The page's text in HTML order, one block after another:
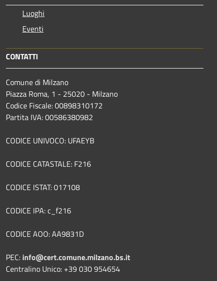
Luoghi
Eventi
CONTATTI
Comune di Milzano
Piazza Roma, 1 - 25020 - Milzano
Codice Fiscale: 00898310172
Partita IVA: 00586380982
CODICE UNIVOCO: UFAEYB
CODICE CATASTALE: F216
CODICE ISTAT: 017108
CODICE IPA: c_f216
CODICE AOO: AA9831D
PEC: info@cert.comune.milzano.bs.it
Centralino Unico: +39 030 954654